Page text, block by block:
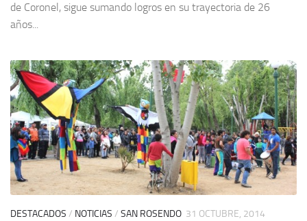
de Coronel, sigue sumando logros en su trayectoria de 26
años...
DESTACADOS / NOTICIAS / SAN ROSENDO 31 OCTUBRE, 2014